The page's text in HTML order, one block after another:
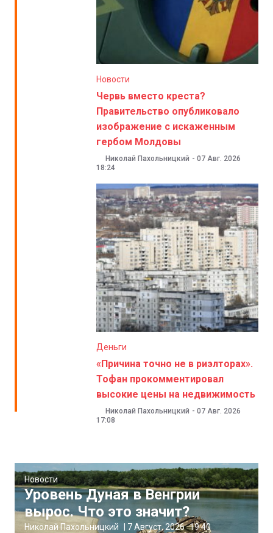
Новости
Червь вместо креста?
Правительство опубликовало
изображение с искаженным
гербом Молдовы
Николай Пахольницкий - 07 Авг. 2026
18:24
Деньги
«Причина точно не в риэлторах».
Тофан прокомментировал
высокие цены на недвижимость
Николай Пахольницкий - 07 Авг. 2026
17:08
Новости
Уровень Дуная в Венгрии
вырос. Что это значит?
Николай Пахольницкий 7 Август, 2026 19:40